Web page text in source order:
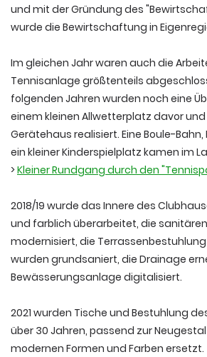
und mit der Gründung des
wurde die Bewirtschaftung in
Im gleichen Jahr waren auch die
Tennisanlage größtenteils
folgenden Jahren wurden noch eine
einem kleinen Allwetterplatz davor
Gerätehaus realisiert. Eine Boule-
ein kleiner Kinderspielplatz kamen im
>Kleiner Rundgang durch den
2018/19 wurde das Innere des
und farblich überarbeitet, die
modernisiert, die Terrassenbestuhlung
wurden grundsaniert, die Drainage
Bewässerungsanlage digitalisiert.
2021 wurden Tische und Bestuhlung
über 30 Jahren, passend zur
modernen Formen und Farben ersetzt.